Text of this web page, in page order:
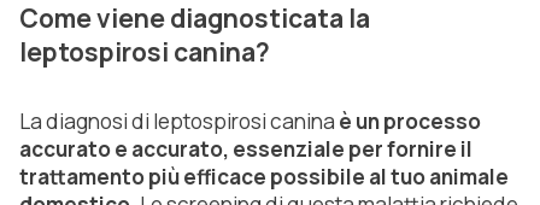
Come viene diagnosticata la
leptospirosi canina?
La diagnosi di leptospirosi canina è un processo
accurato e accurato, essenziale per fornire il
trattamento più efficace possibile al tuo animale